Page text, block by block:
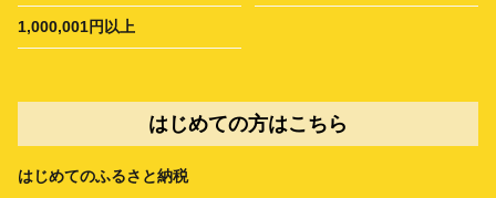
1,000,001円以上
はじめての方はこちら
はじめてのふるさと納税